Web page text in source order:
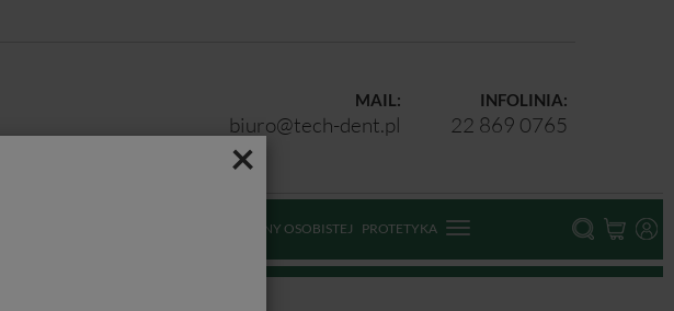
×
INFOLINIA:
22 869 0765
MAIL:
biuro@tech-dent.pl
ŚRODKI OCHRONY OSOBISTEJ PROTETYKA